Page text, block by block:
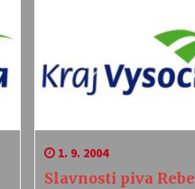
1. 9. 2004
Slavnosti piva